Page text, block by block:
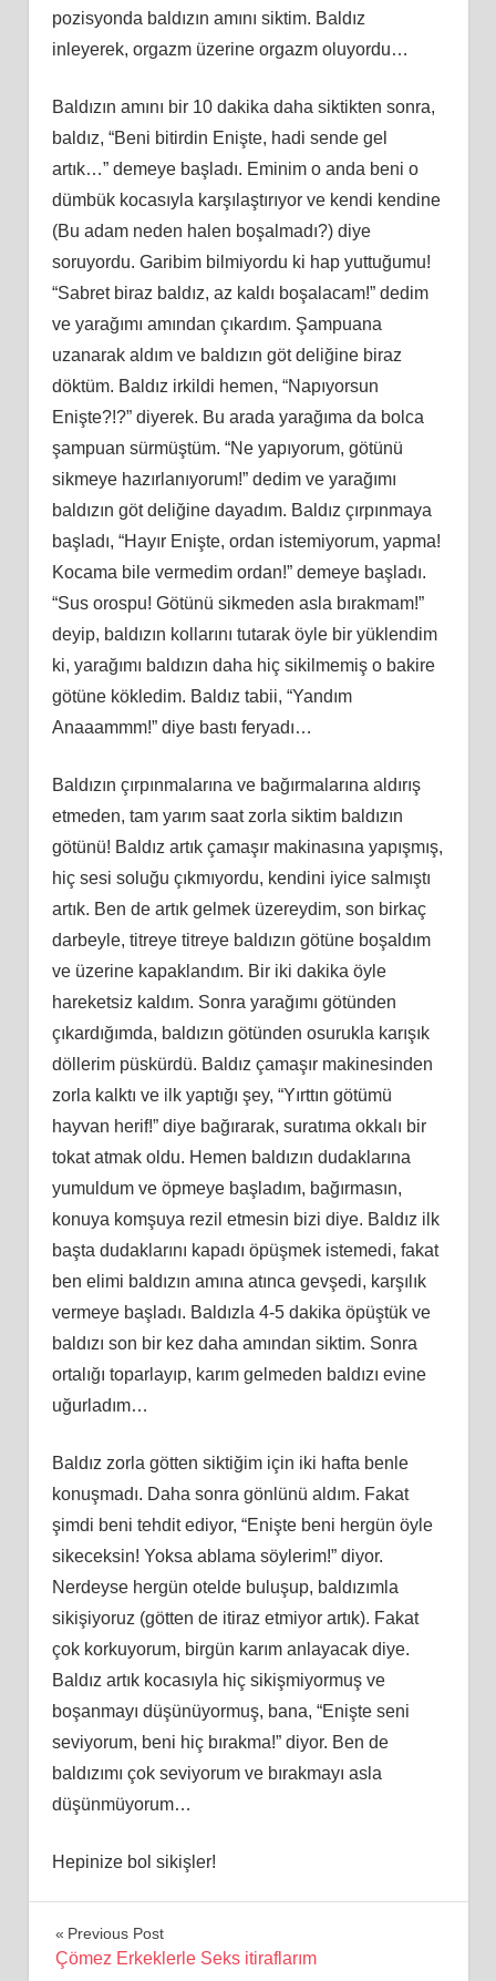
pozisyonda baldızın amını siktim. Baldız
inleyerek, orgazm üzerine orgazm oluyordu…
Baldızın amını bir 10 dakika daha siktikten sonra,
baldız, “Beni bitirdin Enişte, hadi sende gel
artık…” demeye başladı. Eminim o anda beni o
dümbük kocasıyla karşılaştırıyor ve kendi kendine
(Bu adam neden halen boşalmadı?) diye
soruyordu. Garibim bilmiyordu ki hap yuttuğumu!
“Sabret biraz baldız, az kaldı boşalacam!” dedim
ve yarağımı amından çıkardım. Şampuana
uzanarak aldım ve baldızın göt deliğine biraz
döktüm. Baldız irkildi hemen, “Napıyorsun
Enişte?!?” diyerek. Bu arada yarağıma da bolca
şampuan sürmüştüm. “Ne yapıyorum, götünü
sikmeye hazırlanıyorum!” dedim ve yarağımı
baldızın göt deliğine dayadım. Baldız çırpınmaya
başladı, “Hayır Enişte, ordan istemiyorum, yapma!
Kocama bile vermedim ordan!” demeye başladı.
“Sus orospu! Götünü sikmeden asla bırakmam!”
deyip, baldızın kollarını tutarak öyle bir yüklendim
ki, yarağımı baldızın daha hiç sikilmemiş o bakire
götüne kökledim. Baldız tabii, “Yandım
Anaaammm!” diye bastı feryadı…
Baldızın çırpınmalarına ve bağırmalarına aldırış
etmeden, tam yarım saat zorla siktim baldızın
götünü! Baldız artık çamaşır makinasına yapışmış,
hiç sesi soluğu çıkmıyordu, kendini iyice salmıştı
artık. Ben de artık gelmek üzereydim, son birkaç
darbeyle, titreye titreye baldızın götüne boşaldım
ve üzerine kapaklandım. Bir iki dakika öyle
hareketsiz kaldım. Sonra yarağımı götünden
çıkardığımda, baldızın götünden osurukla karışık
döllerim püskürdü. Baldız çamaşır makinesinden
zorla kalktı ve ilk yaptığı şey, “Yırttın götümü
hayvan herif!” diye bağırarak, suratıma okkalı bir
tokat atmak oldu. Hemen baldızın dudaklarına
yumuldum ve öpmeye başladım, bağırmasın,
konuya komşuya rezil etmesin bizi diye. Baldız ilk
başta dudaklarını kapadı öpüşmek istemedi, fakat
ben elimi baldızın amına atınca gevşedi, karşılık
vermeye başladı. Baldızla 4-5 dakika öpüştük ve
baldızı son bir kez daha amından siktim. Sonra
ortalığı toparlayıp, karım gelmeden baldızı evine
uğurladım…
Baldız zorla götten siktiğim için iki hafta benle
konuşmadı. Daha sonra gönlünü aldım. Fakat
şimdi beni tehdit ediyor, “Enişte beni hergün öyle
sikeceksin! Yoksa ablama söylerim!” diyor.
Nerdeyse hergün otelde buluşup, baldızımla
sikişiyoruz (götten de itiraz etmiyor artık). Fakat
çok korkuyorum, birgün karım anlayacak diye.
Baldız artık kocasıyla hiç sikişmiyormuş ve
boşanmayı düşünüyormuş, bana, “Enişte seni
seviyorum, beni hiç bırakma!” diyor. Ben de
baldızımı çok seviyorum ve bırakmayı asla
düşünmüyorum…
Hepinize bol sikişler!
Yazı
Previous Post
Çömez Erkeklerle Seks itiraflarım